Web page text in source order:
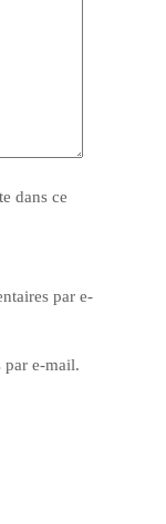
dans ce
par e-
par e-mail.